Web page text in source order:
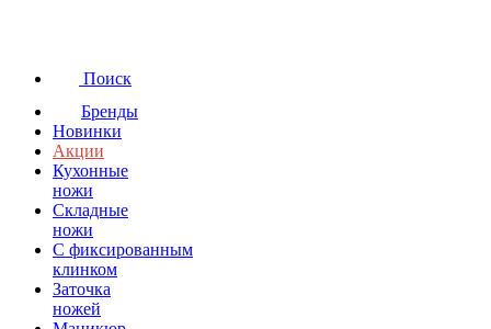
Поиск
Бренды
Новинки
Акции
Кухонные
ножи
Складные
ножи
C фиксированным
клинком
Заточка
ножей